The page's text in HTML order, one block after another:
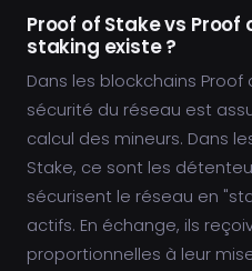
Proof of Stake vs Proof
staking existe ?
Dans les blockchains Proof
sécurité du réseau est
calcul des mineurs. Dans
Stake, ce sont les
sécurisent le réseau en
actifs. En échange, ils
proportionnelles à leur